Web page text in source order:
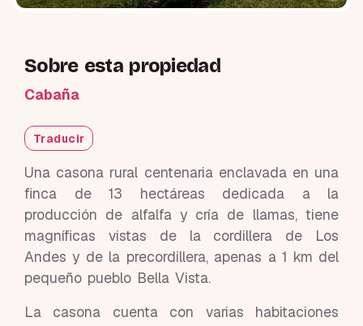
Sobre esta propiedad
Cabaña
Traducir
Una casona rural centenaria enclavada en una
finca de 13 hectáreas dedicada a la
producción de alfalfa y cría de llamas, tiene
magníficas vistas de la cordillera de Los
Andes y de la precordillera, apenas a 1 km del
pequeño pueblo Bella Vista.
La casona cuenta con varias habitaciones